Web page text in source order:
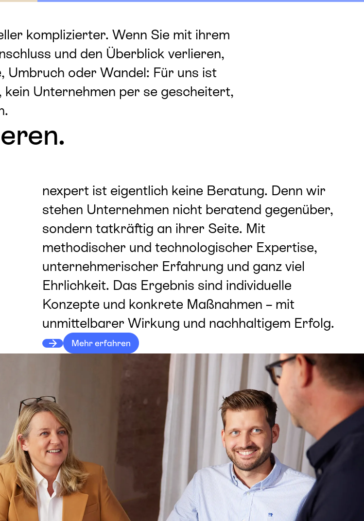
komplizierter. Wenn Sie mit ihrem
und den Überblick verlieren,
Umbruch oder Wandel: Für uns ist
Unternehmen per se gescheitert,
nexpert ist eigentlich keine Beratung. Denn wir
stehen Unternehmen nicht beratend gegenüber,
sondern tatkräftig an ihrer Seite. Mit
methodischer und technologischer Expertise,
unternehmerischer Erfahrung und ganz viel
Ehrlichkeit. Das Ergebnis sind individuelle
Konzepte und konkrete Maßnahmen – mit
unmittelbarer Wirkung und nachhaltigem Erfolg.
Mehr erfahren